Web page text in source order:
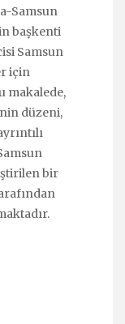
Samsun
başkenti
Samsun
için
makalede,
düzeni,
bir